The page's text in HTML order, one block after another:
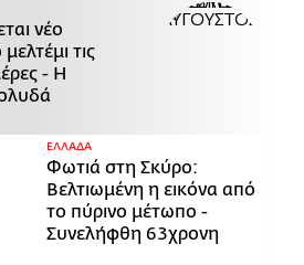
νέο
τις
- Η
ΕΛΛΑΔΑ
Φωτιά στη Σκύρο:
Βελτιωμένη η εικόνα από
το πύρινο μέτωπο -
Συνελήφθη 63χρονη